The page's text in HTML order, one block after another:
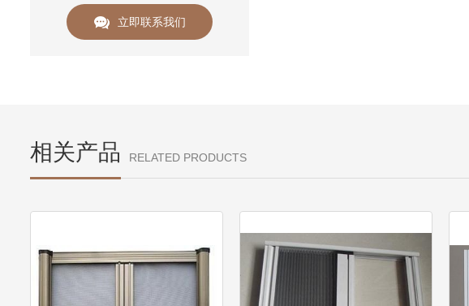
立即联系我们
相关产品 RELATED PRODUCTS